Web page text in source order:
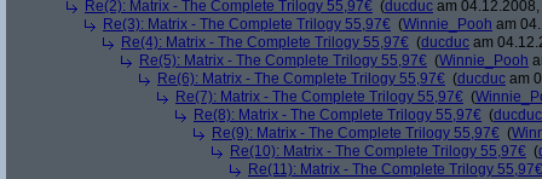
Re(2): Matrix - The Complete Trilogy 55,97€ (ducduc am
Re(3): Matrix - The Complete Trilogy 55,97€ (Winnie_Pooh am
Re(4): Matrix - The Complete Trilogy 55,97€ (ducduc am
Re(5): Matrix - The Complete Trilogy 55,97€ (Winnie_Pooh
Re(6): Matrix - The Complete Trilogy 55,97€ (ducduc am
Re(7): Matrix - The Complete Trilogy 55,97€ (
Re(8): Matrix - The Complete Trilogy 55,97€ (ducduc
Re(9): Matrix - The Complete Trilogy 55,97€ (
Re(10): Matrix - The Complete Trilogy 55,97€ (
Re(11): Matrix - The Complete Trilogy 55,97€